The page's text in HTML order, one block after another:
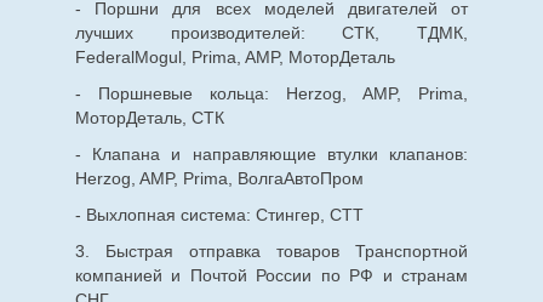
- Поршни для всех моделей двигателей от
лучших производителей: СТК, ТДМК,
FederalMogul, Prima, AMP, МоторДеталь
- Поршневые кольца: Herzog, AMP, Prima,
МоторДеталь, СТК
- Клапана и направляющие втулки клапанов:
Herzog, AMP, Prima, ВолгаАвтоПром
- Выхлопная система: Стингер, СТТ
3. Быстрая отправка товаров Транспортной
компанией и Почтой России по РФ и странам